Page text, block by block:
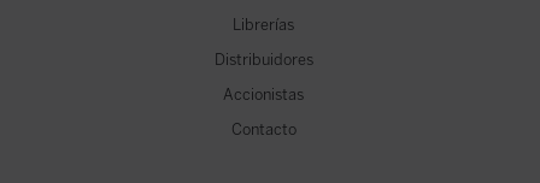
Librerías
Distribuidores
Accionistas
Contacto